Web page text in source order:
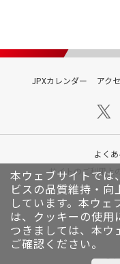
本ウェブサイトでは
ビスの品質維持・
しています。 本ウェ
は、クッキーの使用
つきましては、本ウ
ご確認ください。
JPXカレンダー アク
よく
サイトのご利用上
©